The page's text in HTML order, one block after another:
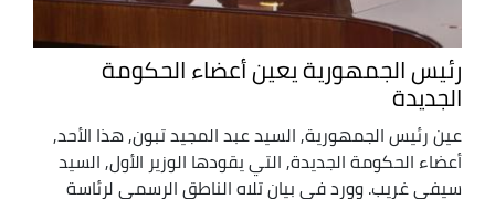
رئيس الجمهورية يعين أعضاء الحكومة
الجديدة
عين رئيس الجمهورية, السيد عبد المجيد تبون, هذا الأحد,
أعضاء الحكومة الجديدة, التي يقودها الوزير الأول, السيد
سيفي غريب. وورد في بيان تلاه الناطق الرسمي لرئاسة